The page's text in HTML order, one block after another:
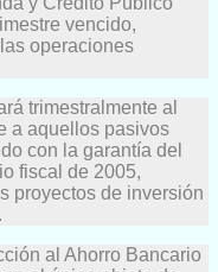
vencido,
operaciones
trimestralmente al
a aquellos pasivos
con la garantía del
fiscal de 2005,
proyectos de inversión
al Ahorro Bancario